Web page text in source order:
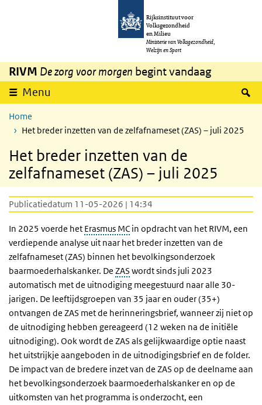
Overslaan en naar de inhoud gaan
Rijksinstituut voor
Volksgezondheid
en Milieu
Ministerie van Volksgezondheid,
Welzijn en Sport
RIVM De zorg voor morgen begint vandaag
Menu
Home
Het breder inzetten van de zelfafnameset (ZAS) – juli 2025
Het breder inzetten van de
zelfafnameset (ZAS) – juli 2025
Publicatiedatum 11-05-2026 | 14:34
In 2025 voerde het Erasmus MC in opdracht van het RIVM, een
verdiepende analyse uit naar het breder inzetten van de
zelfafnameset (ZAS) binnen het bevolkingsonderzoek
baarmoederhalskanker. De ZAS wordt sinds juli 2023
automatisch met de uitnodiging meegestuurd naar alle 30-
jarigen. De leeftijdsgroepen van 35 jaar en ouder (35+)
ontvangen de ZAS met de herinneringsbrief, wanneer zij niet op
de uitnodiging hebben gereageerd (12 weken na de initiële
uitnodiging). Ook wordt de ZAS als gelijkwaardige optie naast
het uitstrijkje aangeboden in de uitnodigingsbrief en de folder.
De impact van de bredere inzet van de ZAS op de deelname aan
het bevolkingsonderzoek baarmoederhalskanker en op de
uitkomsten van het programma is onderzocht, een